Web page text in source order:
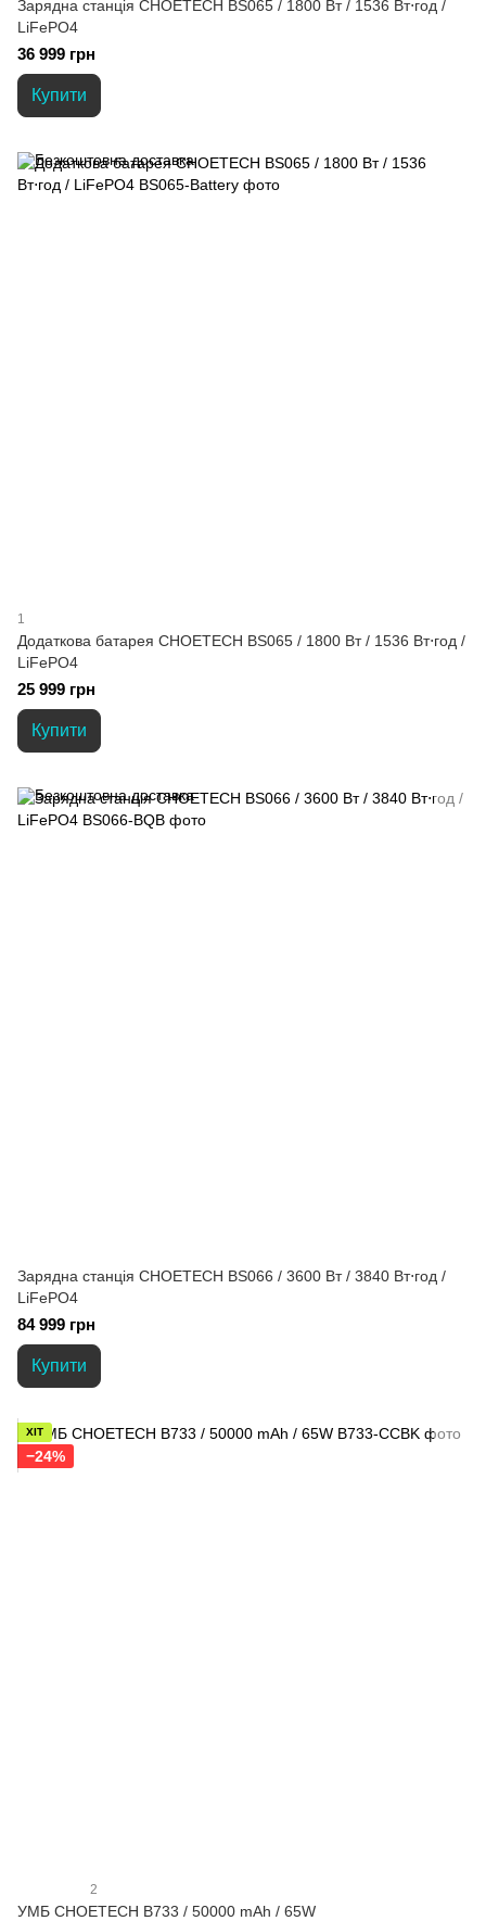
Зарядна станція CHOETECH BS065 / 1800 Вт / 1536 Вт⋅год /
LiFePO4
36 999 грн
Купити
1
Додаткова батарея CHOETECH BS065 / 1800 Вт / 1536 Вт⋅год /
LiFePO4
25 999 грн
Купити
Зарядна станція CHOETECH BS066 / 3600 Вт / 3840 Вт⋅год /
LiFePO4
84 999 грн
Купити
ХІТ
−24%
2
УМБ CHOETECH B733 / 50000 mAh / 65W